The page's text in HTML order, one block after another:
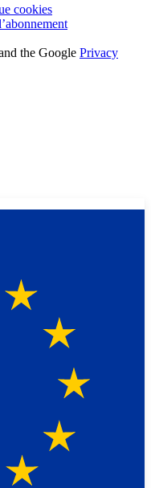
cookies
the Google Privacy